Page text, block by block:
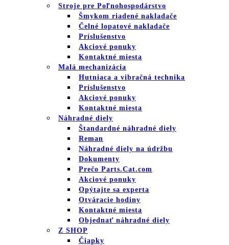
Stroje pre Poľnohospodárstvo
Šmykom riadené nakladače
Čelné lopatové nakladače
Príslušenstvo
Akciové ponuky
Kontaktné miesta
Malá mechanizácia
Hutniaca a vibračná technika
Príslušenstvo
Akciové ponuky
Kontaktné miesta
Náhradné diely
Štandardné náhradné diely
Reman
Náhradné diely na údržbu
Dokumenty
Prečo Parts.Cat.com
Akciové ponuky
Opýtajte sa experta
Otváracie hodiny
Kontaktné miesta
Objednať náhradné diely
Z SHOP
Čiapky